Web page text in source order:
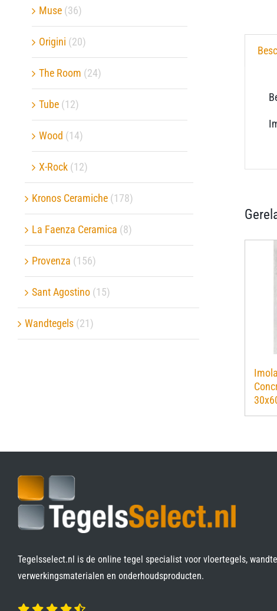
Muse (36)
Origini (20)
The Room (24)
Tube (12)
Wood (14)
X-Rock (12)
Kronos Ceramiche (178)
La Faenza Ceramica (8)
Provenza (156)
Sant Agostino (15)
Wandtegels (21)
Tegelsselect.nl is de online tegel specialist voor vloertegels,
verwerkingsmaterialen en onderhoudsproducten.